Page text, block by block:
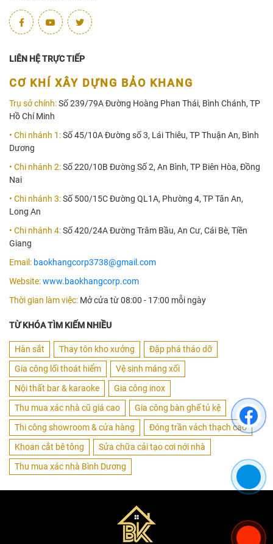
LIÊN HỆ TRỰC TIẾP
CƠ KHÍ XÂY DỰNG BẢO KHANG
Trụ sở chính:Số 239/79A Đường Hoàng Phan Thái, Bình Chánh, TP
Hồ Chí Minh
• Chi nhánh 1:Số 45/10A Đường số 3, Lái Thiêu, TP Thuận An, Bình
Dương
• Chi nhánh 2:Số 220/10B Đường Số 2, An Bình, TP Biên Hòa, Đồng
Nai
• Chi nhánh 3:Số 500/15C Đường QL1A, Phường 4, TP Tân An,
Long An
• Chi nhánh 4:Số 420/24A Đường Trâm Bầu, An Cư, Cái Bè, Tiền
Giang
Email: baokhangcorp3738@gmail.com
Website:www.baokhangcorp.com
Thời gian làm việc: Mở cửa từ 08:00 - 17:00 mỗi ngày
TỪ KHÓA TÌM KIẾM NHIỀU
Hàn sắt Thay tôn kho xưởng
Đập phá tháo dỡ
Gia công lối thoát hiểm
Vệ sinh máng xối
Nội thất bar & karaoke
Gia công inox
Thu mua xác nhà cũ giá cao
Gia công bàn ghế tủ kệ
Thi công showroom & cửa hàng
Đóng trần vách thạch cao
Khoan cắt bê tông
Sửa chữa cải tạo cơi nới nhà
Thu mua xác nhà Bình Dương